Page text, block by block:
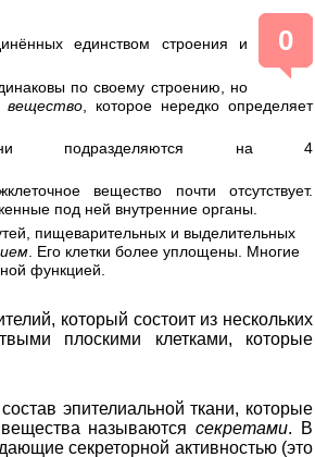
0
единством строения и
по своему строению, но
вещество, которое нередко определяет
подразделяются на 4
вещество почти отсутствует.
под ней внутренние органы.
пищеварительных и выделительных
. Его клетки более уплощены. Многие
функцией.
который состоит из нескольких
плоскими клетками, которые
эпителиальной ткани, которые
называютсясекретами. В
секреторной активностью (это